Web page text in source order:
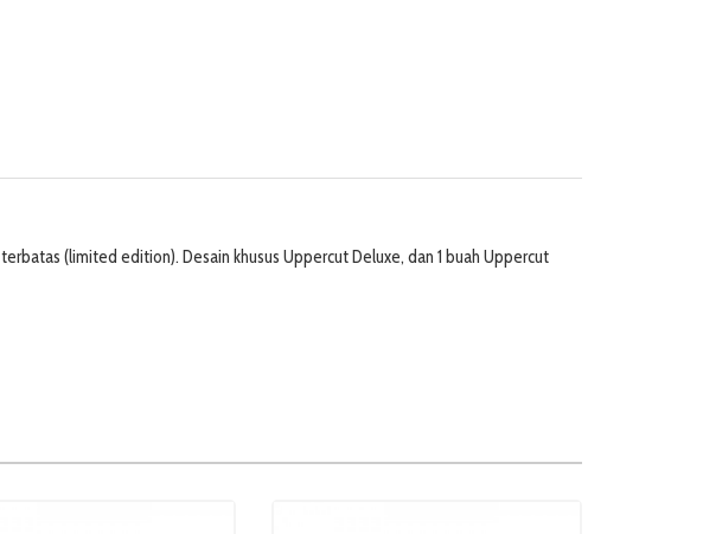
(limited edition). Desain khusus Uppercut Deluxe, dan 1 buah Uppercut